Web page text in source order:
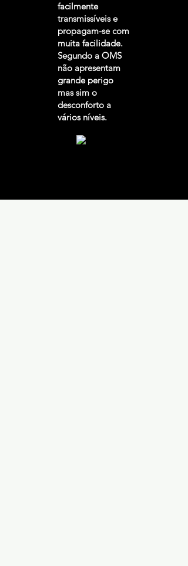
facilmente
transmissíveis e
propagam-se com
muita facilidade.
Segundo a OMS
não apresentam
grande perigo
mas sim o
desconforto a
vários níveis.